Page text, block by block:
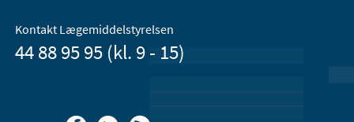
Kontakt Lægemiddelstyrelsen
44 88 95 95 (kl. 9 - 15)